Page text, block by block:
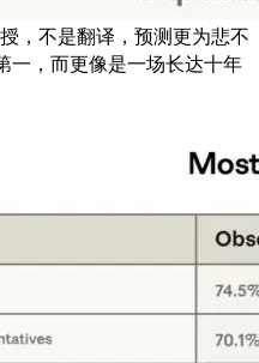
，不是翻译，预测更为悲不
一，而更像是一场长达十年